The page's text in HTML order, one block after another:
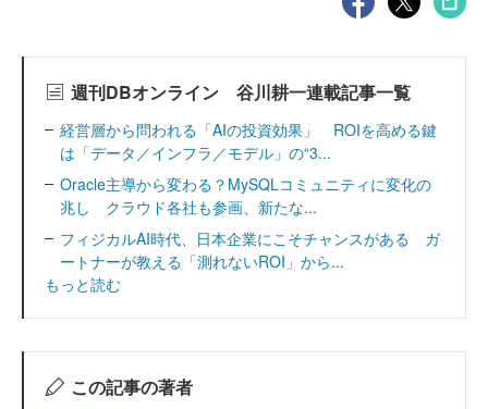
週刊DBオンライン 谷川耕一連載記事一覧
経営層から問われる「AIの投資効果」 ROIを高める鍵
は「データ／インフラ／モデル」の“3...
Oracle主導から変わる？MySQLコミュニティに変化の
兆し クラウド各社も参画、新たな...
フィジカルAI時代、日本企業にこそチャンスがある ガ
ートナーが教える「測れないROI」から...
もっと読む
この記事の著者